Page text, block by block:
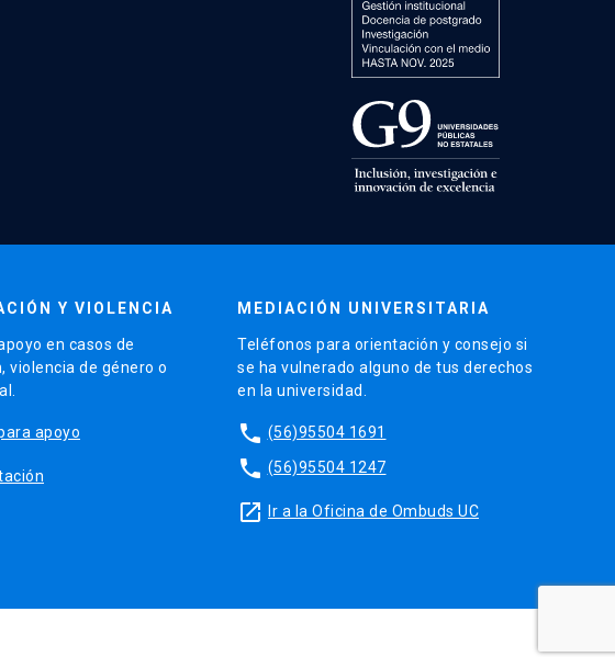
Y VIOLENCIA
en casos de
violencia de género o
apoyo
MEDIACIÓN UNIVERSITARIA
Teléfonos para orientación y consejo si
se ha vulnerado alguno de tus derechos
en la universidad.
phone (56)95504 1691
phone (56)95504 1247
launch Ir a la Oficina de Ombuds UC